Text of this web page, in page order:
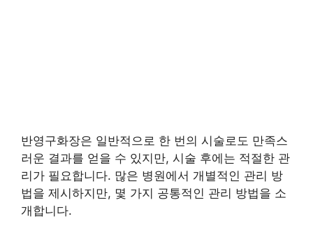
반영구화장은 일반적으로 한 번의 시술로도 만족스
러운 결과를 얻을 수 있지만, 시술 후에는 적절한 관
리가 필요합니다. 많은 병원에서 개별적인 관리 방
법을 제시하지만, 몇 가지 공통적인 관리 방법을 소
개합니다.